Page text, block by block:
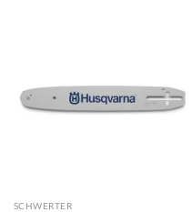
SCHWERTER